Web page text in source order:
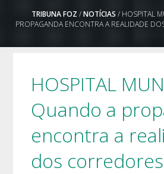
TRIBUNA FOZ /NOTÍCIAS / HOSPITAL
PROPAGANDA ENCONTRA A REALIDADE
HOSPITAL
Quando a
encontra a
dos